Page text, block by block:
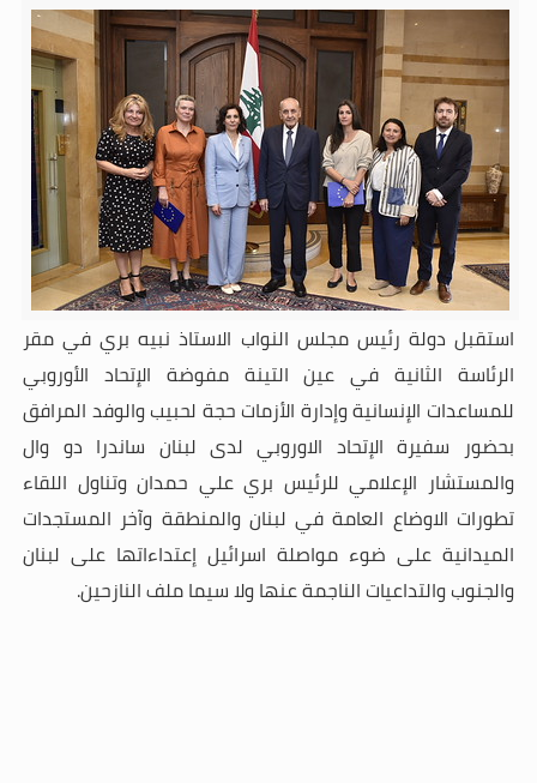
استقبل دولة رئيس مجلس النواب الاستاذ نبيه بري في مقر
الرئاسة الثانية في عين التينة مفوضة الإتحاد الأوروبي
للمساعدات الإنسانية وإدارة الأزمات حجة لحبيب والوفد المرافق
بحضور سفيرة الإتحاد الاوروبي لدى لبنان ساندرا دو وال
والمستشار الإعلامي للرئيس بري علي حمدان وتناول اللقاء
تطورات الاوضاع العامة في لبنان والمنطقة وآخر المستجدات
الميدانية على ضوء مواصلة اسرائيل إعتداءاتها على لبنان
والجنوب والتداعيات الناجمة عنها ولا سيما ملف النازحين.